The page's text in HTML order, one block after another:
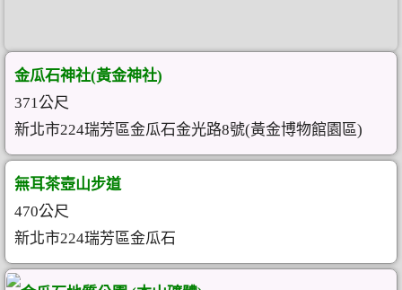
金瓜石神社(黃金神社)
371公尺
新北市224瑞芳區金瓜石金光路8號(黃金博物館園區)
無耳茶壺山步道
470公尺
新北市224瑞芳區金瓜石